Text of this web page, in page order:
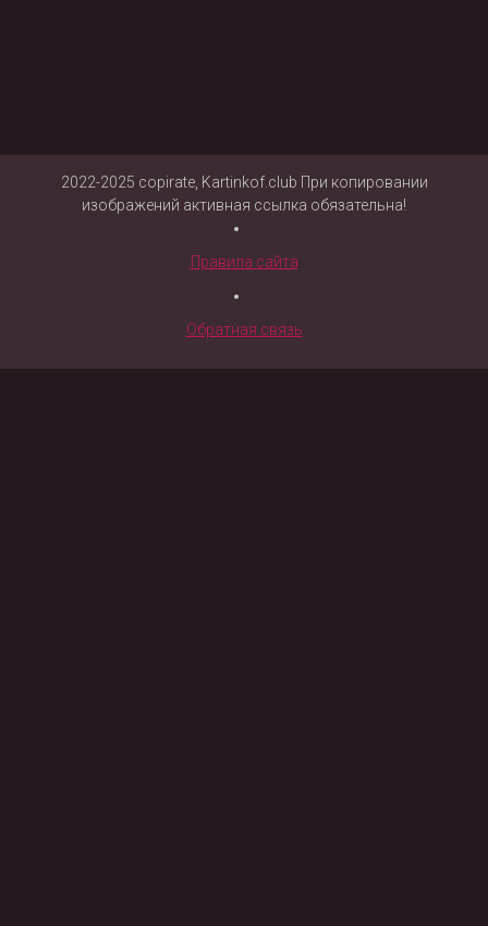
2022-2025 copirate, Kartinkof.club При копировании
изображений активная ссылка обязательна!
Правила сайта
Обратная связь